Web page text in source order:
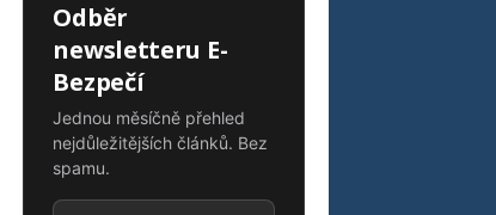
Odběr
newsletteru E-
Bezpečí
Jednou měsíčně přehled
nejdůležitějších článků. Bez
spamu.